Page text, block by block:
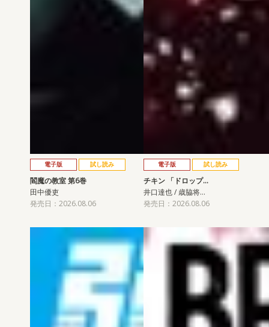
電子版 試し読み
閻魔の教室 第6巻
田中優吏
発売日：2026.08.06
電子版 試し読み
チキン 「ドロップ…
井口達也 / 歳脇将…
発売日：2026.08.06